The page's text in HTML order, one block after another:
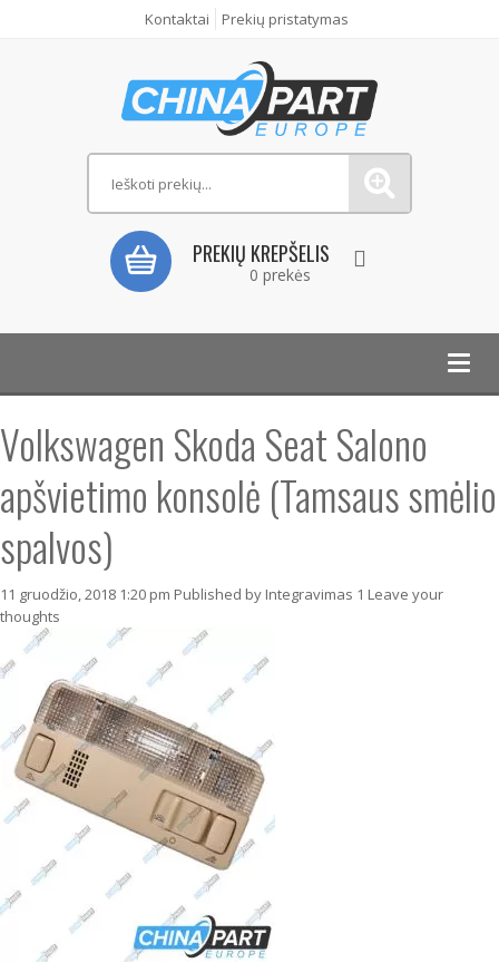
Kontaktai Prekių pristatymas
PREKIŲ KREPŠELIS
0 prekės
Volkswagen Skoda Seat Salono
apšvietimo konsolė (Tamsaus smėlio
spalvos)
11 gruodžio, 2018 1:20 pm Published by Integravimas 1 Leave your
thoughts